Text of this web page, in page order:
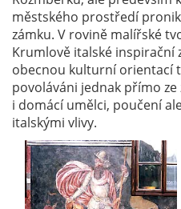
městského prostředí
zámku. V rovině malířské
Krumlově italské inspirační
obecnou kulturní orientací
povoláváni jednak přímo
i domácí umělci, poučení
italskými vlivy.